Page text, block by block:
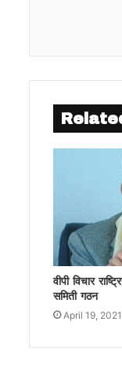
वीपी विचार
समिती गठन
April 19, 2021